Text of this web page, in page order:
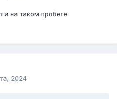
на таком пробеге
2024